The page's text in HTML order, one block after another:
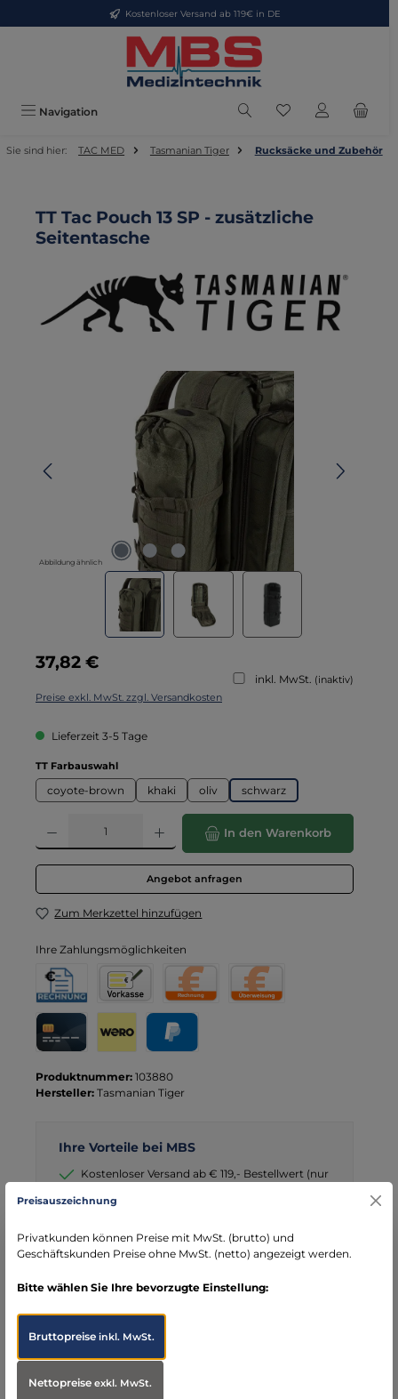
Zum Hauptinhalt springenKostenloser Versand ab 119€ in DE
Navigation Du hast 0
Sie sind hier: TAC MED Tasmanian Tiger Rucksäcke und Zubehör
TT Tac Pouch 13 SP - zusätzliche
Seitentasche
Bildergalerie überspringen
Abbildung ähnlich
Regulärer Preis:
37,82 €
inkl. MwSt. (inaktiv)
Preise exkl. MwSt. zzgl. Versandkosten
Lieferzeit 3-5 Tage
TT Farbauswahlauswählen
coyote-brown khaki oliv schwarz
Produkt Anzahl: Gib den gewünschten Wert ein oder benutze die
In den Warenkorb
Angebot anfragen
Zum Merkzettel hinzufügen
Ihre Zahlungsmöglichkeiten
Rechnung
Rechnung für Behörden
Vorkasse
Produktnummer: 103880
Hersteller: Tasmanian Tiger
Ihre Vorteile bei MBS
Kostenloser Versand ab € 119,- Bestellwert (nur
schneller Versand mit DHL
Bereich Notfallmedizin
Lange, schmale Seitentasche für zwei Molleschlaufen. Speziell
geeignet für TT FR Move On MK II (Art. 7897). MOLLE-
Preisauszeichnung
Privatkunden können Preise mit MwSt. (brutto) und
Geschäftskunden Preise ohne MwSt. (netto) angezeigt werden.
Bitte wählen Sie Ihre bevorzugte Einstellung:
Bruttopreiseinkl. MwSt.
Nettopreiseexkl. MwSt.